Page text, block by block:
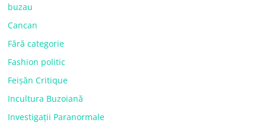
buzau
Cancan
Fără categorie
Fashion politic
Feișăn Critique
Incultura Buzoiană
Investigații Paranormale